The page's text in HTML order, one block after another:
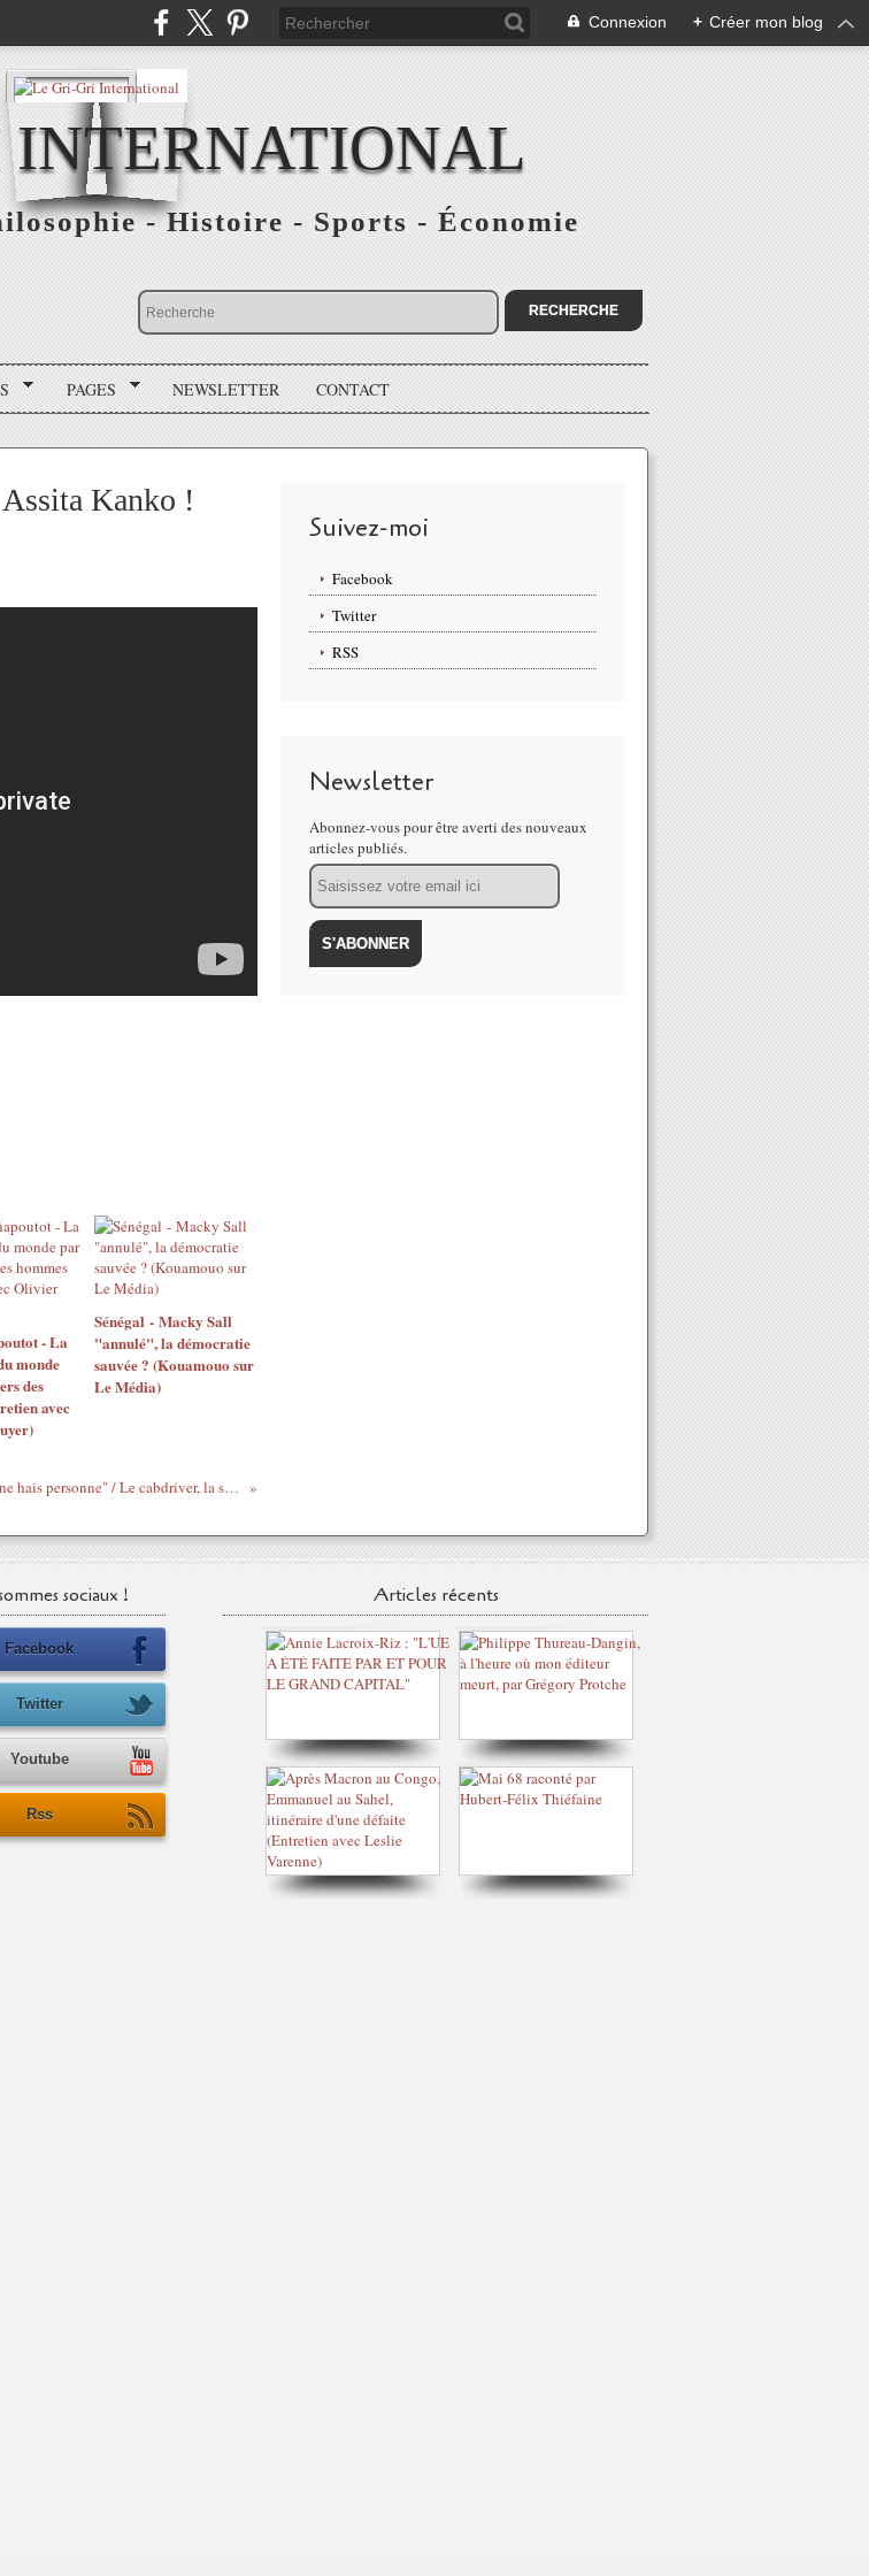
Connexion + Créer mon blog
INTERNATIONAL
- Histoire - Sports - Économie
PAGES NEWSLETTER CONTACT
Kanko !
- La
monde
des
avec
Sénégal - Macky Sall
"annulé", la démocratie
sauvée ? (Kouamouo sur
Le Média)
"Pas nazi, national-socialiste et je ne hais personne" / Le cabdriver, la svastika et le 1er amendement
Suivez-moi
Facebook
Twitter
RSS
Newsletter
Abonnez-vous pour être averti des nouveaux
articles publiés.
Email
sociaux !
Facebook
Twitter
Youtube
Rss
Articles récents